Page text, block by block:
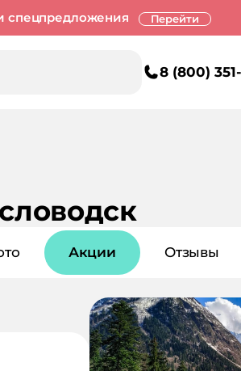
спецпредложения Перейти
8 (800)
Акции Отзывы